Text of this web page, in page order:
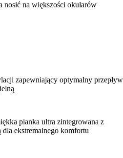
nosić na większości okularów
zapewniający optymalny przepływ
pianka ultra zintegrowana z
ekstremalnego komfortu